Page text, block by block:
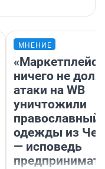
МНЕНИЕ
«Маркетплейс
ничего не
атаки на WB
уничтожили
православный
одежды из
— исповедь